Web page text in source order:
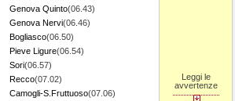
Genova Quinto(06.43)
Genova Nervi(06.46)
Bogliasco(06.50)
Pieve Ligure(06.54)
Sori(06.57)
Recco(07.02)
Camogli-S.Fruttuoso(07.06)
Leggi le
avvertenze